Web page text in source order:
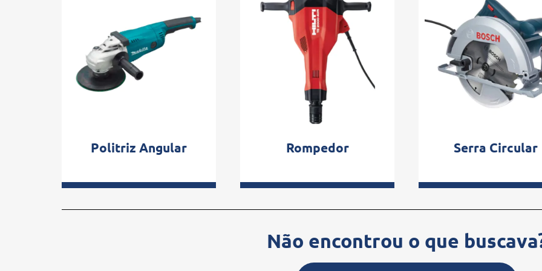
Politriz Angular Rompedor Serra Circular
Não encontrou o que